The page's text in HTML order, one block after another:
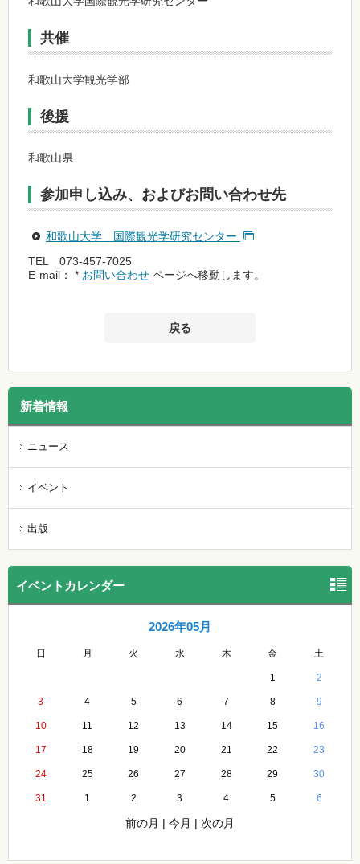
共催
和歌山大学観光学部
後援
和歌山県
参加申し込み、およびお問い合わせ先
和歌山大学 国際観光学研究センター
TEL 073-457-7025
E-mail： * お問い合わせ ページへ移動します。
戻る
新着情報
ニュース
イベント
出版
イベントカレンダー
2026年05月
日 月 火 水 木 金 土
1 2
3 4 5 6 7 8 9
10 11 12 13 14 15 16
17 18 19 20 21 22 23
24 25 26 27 28 29 30
31 1 2 3 4 5 6
前の月 | 今月 | 次の月